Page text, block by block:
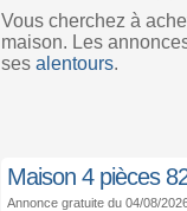
Vous cherchez à
maison. Les
ses alentours.
Maison 4 pièces
Annonce gratuite du 04/08/